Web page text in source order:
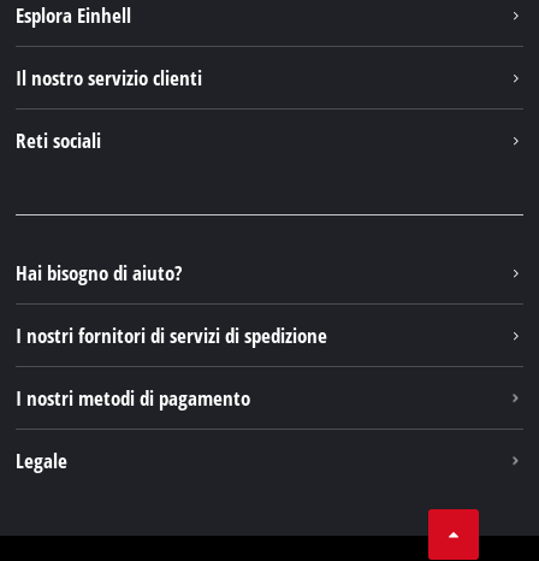
Esplora Einhell
Einhell Germany AG
Il nostro servizio clienti
Reti sociali
Instagram
TikTok
Pinterest
Hai bisogno di aiuto?
I nostri fornitori di servizi di spedizione
I nostri metodi di pagamento
Legale